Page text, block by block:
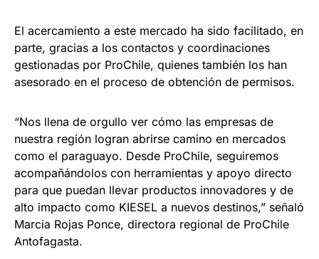
El acercamiento a este mercado ha sido facilitado, en
parte, gracias a los contactos y coordinaciones
gestionadas por ProChile, quienes también los han
asesorado en el proceso de obtención de permisos.
“Nos llena de orgullo ver cómo las empresas de
nuestra región logran abrirse camino en mercados
como el paraguayo. Desde ProChile, seguiremos
acompañándolos con herramientas y apoyo directo
para que puedan llevar productos innovadores y de
alto impacto como KIESEL a nuevos destinos,” señaló
Marcia Rojas Ponce, directora regional de ProChile
Antofagasta.